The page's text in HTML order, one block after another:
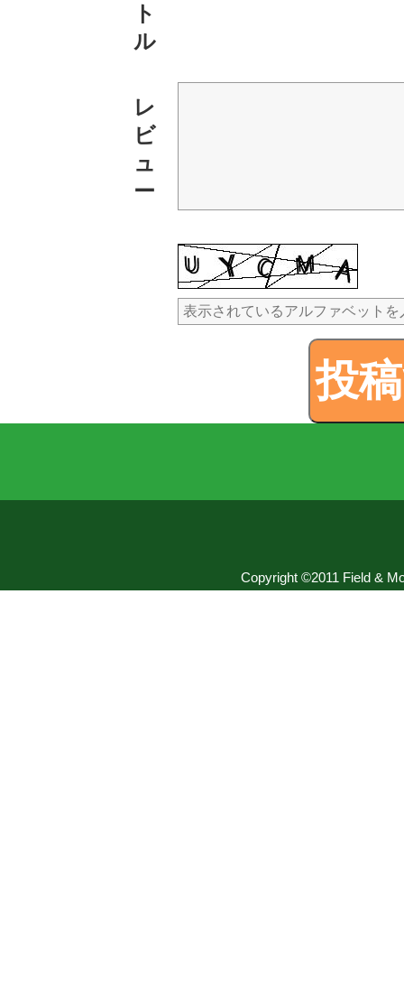
ト
ル
レ
ビ
ュ
ー
Copyright ©2011 Field &